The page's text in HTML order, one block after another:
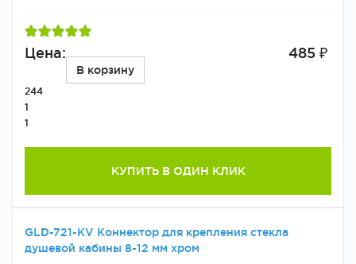
Цена: 485 ₽
В корзину
244
1
1
КУПИТЬ В ОДИН КЛИК
GLD-721-KV Коннектор для крепления стекла
душевой кабины 8-12 мм хром